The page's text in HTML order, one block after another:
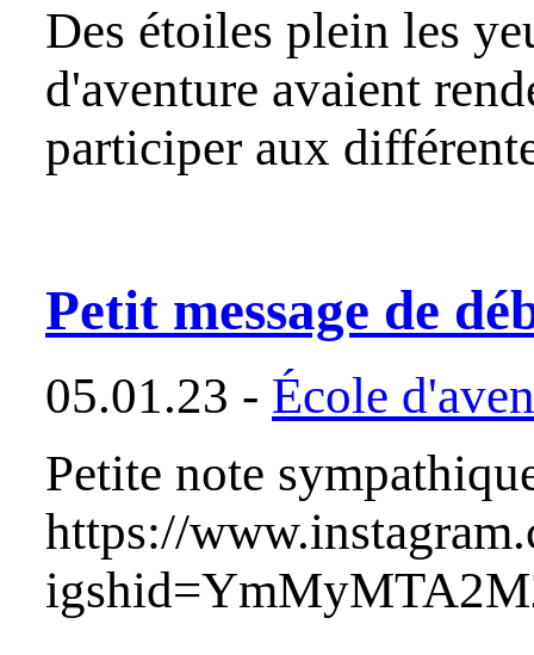
Des étoiles plein les
d'aventure avaient
participer aux
Petit message de
05.01.23 - École
Petite note
https://